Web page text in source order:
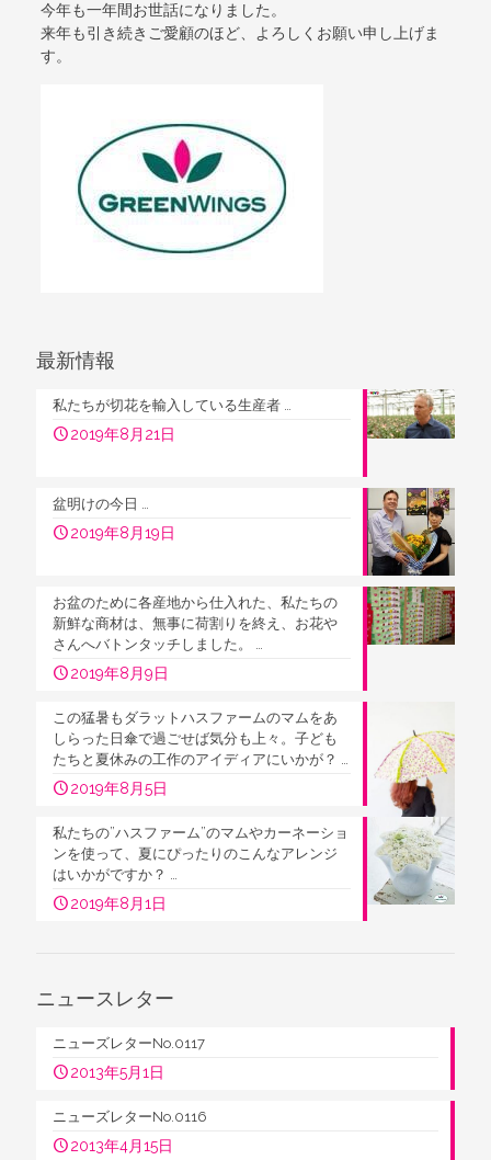
今年も一年間お世話になりました。
来年も引き続きご愛顧のほど、よろしくお願い申し上げま
す。
最新情報
私たちが切花を輸入している生産者 …
2019年8月21日
盆明けの今日 …
2019年8月19日
お盆のために各産地から仕入れた、私たちの
新鮮な商材は、無事に荷割りを終え、お花や
さんへバトンタッチしました。 …
2019年8月9日
この猛暑もダラットハスファームのマムをあ
しらった日傘で過ごせば気分も上々。子ども
たちと夏休みの工作のアイディアにいかが？ …
2019年8月5日
私たちの”ハスファーム”のマムやカーネーショ
ンを使って、夏にぴったりのこんなアレンジ
はいかがですか？ …
2019年8月1日
ニュースレター
ニューズレターNo.0117
2013年5月1日
ニューズレターNo.0116
2013年4月15日